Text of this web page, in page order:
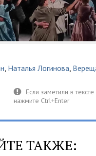
, Наталья Логинова,
ТАКЖЕ: